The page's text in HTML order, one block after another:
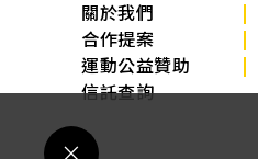
關於我們
合作提案
運動公益贊助
信託查詢